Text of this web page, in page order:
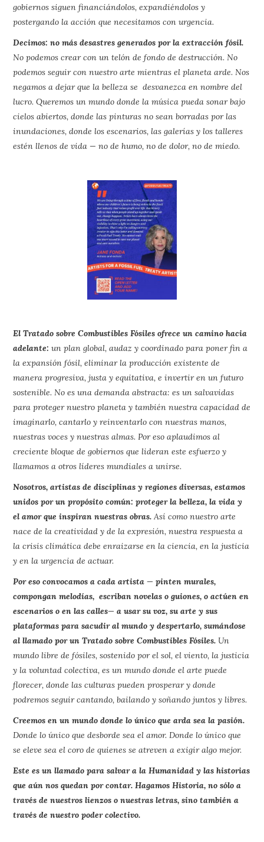
gobiernos siguen financiándolos, expandiéndolos y
postergando la acción que necesitamos con urgencia.
Decimos: no más desastres generados por la extracción fósil.
No podemos crear con un telón de fondo de destrucción. No
podemos seguir con nuestro arte mientras el planeta arde. Nos
negamos a dejar que la belleza se desvanezca en nombre del
lucro. Queremos un mundo donde la música pueda sonar bajo
cielos abiertos, donde las pinturas no sean borradas por las
inundaciones, donde los escenarios, las galerías y los talleres
estén llenos de vida — no de humo, no de dolor, no de miedo.
El Tratado sobre Combustibles Fósiles ofrece un camino hacia
adelante:un plan global, audaz y coordinado para poner fin a
la expansión fósil, eliminar la producción existente de
manera progresiva, justa y equitativa, e invertir en un futuro
sostenible. No es una demanda abstracta: es un salvavidas
para proteger nuestro planeta y también nuestra capacidad de
imaginarlo, cantarlo y reinventarlo con nuestras manos,
nuestras voces y nuestras almas. Por eso aplaudimos al
creciente bloque de gobiernos que lideran este esfuerzo y
llamamos a otros líderes mundiales a unirse.
Nosotros, artistas de disciplinas y regiones diversas, estamos
unidos por un propósito común: proteger la belleza, la vida y
el amor que inspiran nuestras obras.Así como nuestro arte
nace de la creatividad y de la expresión, nuestra respuesta a
la crisis climática debe enraizarse en la ciencia, en la justicia
y en la urgencia de actuar.
Por eso convocamos a cada artista — pinten murales,
compongan melodías, escriban novelas o guiones, o actúen en
escenarios o en las calles— a usar su voz, su arte y sus
plataformas para sacudir al mundo y despertarlo, sumándose
al llamado por un Tratado sobre Combustibles Fósiles. Un
mundo libre de fósiles, sostenido por el sol, el viento, la justicia
y la voluntad colectiva, es un mundo donde el arte puede
florecer, donde las culturas pueden prosperar y donde
podremos seguir cantando, bailando y soñando juntos y libres.
Creemos en un mundo donde lo único que arda sea la pasión.
Donde lo único que desborde sea el amor. Donde lo único que
se eleve sea el coro de quienes se atreven a exigir algo mejor.
Este es un llamado para salvar a la Humanidad y las historias
que aún nos quedan por contar. Hagamos Historia, no sólo a
través de nuestros lienzos o nuestras letras, sino también a
través de nuestro poder colectivo.